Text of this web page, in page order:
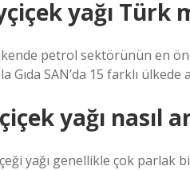
yağı Türk
petrol sektörünün en
Gıda SAN’da 15 farklı
yağı nasıl
yağı genellikle çok parlak